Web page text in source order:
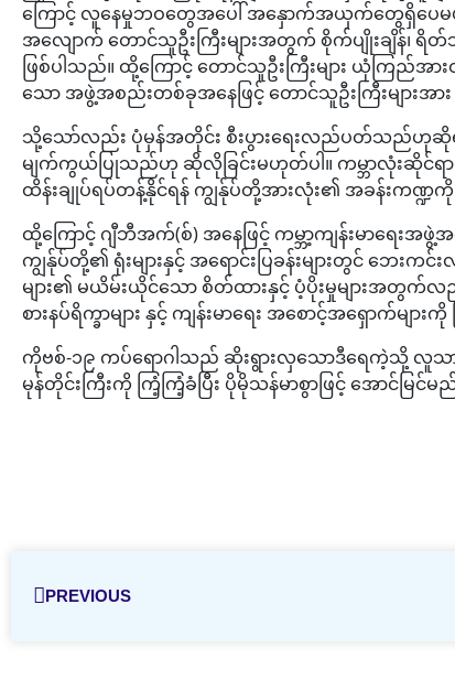
ကြောင့် လူနေမှုဘဝတွေအပေါ် အနှောက်အယှက်တွေရှိပ
အလျောက် တောင်သူဦးကြီးများအတွက် စိုက်ပျိုးချိန်၊ ရိ
ဖြစ်ပါသည်။ ထို့ကြောင့် တောင်သူဦးကြီးများ ယုံကြည်အာ
သော အဖွဲ့အစည်းတစ်ခုအနေဖြင့် တောင်သူဦးကြီးများအ
သို့သော်လည်း ပုံမှန်အတိုင်း စီးပွားရေးလည်ပတ်သည်ဟုဆိုရ
မျက်ကွယ်ပြုသည်ဟု ဆိုလိုခြင်းမဟုတ်ပါ။ ကမ္ဘာလုံးဆိုင်ရာ
ထိန်းချုပ်ရပ်တန့်နိုင်ရန် ကျွန်ုပ်တို့အားလုံး၏ အခန်းကဏ္ဍကို
ထို့ကြောင့် ဂျီဘီအက်(စ်) အနေဖြင့် ကမ္ဘာ့ကျန်းမာရေးအ
ကျွန်ုပ်တို့၏ ရုံးများနှင့် အရောင်းပြခန်းများတွင် ဘေး
များ၏ မယိမ်းယိုင်သော စိတ်ထားနှင့် ပံ့ပိုးမှုများအတွက်လည်
စားနပ်ရိက္ခာများ နှင့် ကျန်းမာရေး အစောင့်အရှောက်မျ
ကိုဗစ်-၁၉ ကပ်ရောဂါသည် ဆိုးရွားလှသောဒီရေကဲ့သို့ လူသာ
မုန်တိုင်းကြီးကို ကြံ့ကြံ့ခံပြီး ပိုမိုသန်မာစွာဖြင့် အောင်မ
PREVIOUS